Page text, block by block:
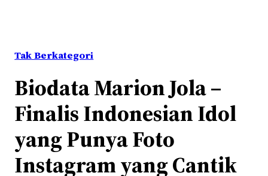
Tak Berkategori
Biodata Marion Jola –
Finalis Indonesian Idol
yang Punya Foto
Instagram yang Cantik